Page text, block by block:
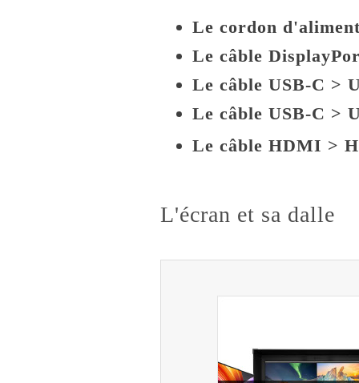
Le cordon
Le câble
Le câble USB-C >
Le câble USB-C >
Le câble HDMI >
L'écran et sa dalle